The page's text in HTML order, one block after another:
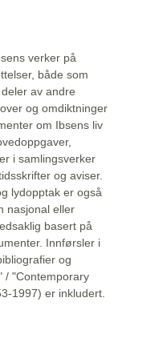
verker på
både som
av andre
og omdiktninger
om Ibsens liv
i samlingsverker
og aviser.
lydopptak er også
nasjonal eller
basert på
Innførsler i
og
/ "Contemporary
1997) er inkludert.